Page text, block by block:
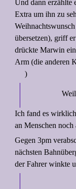
Und dann erzählte
Extra um ihn zu
übersetzen), griff
drückte Marwin
Arm (die anderen
)
Ich fand es
an Menschen noch
Gegen 3pm
nächsten
der Fahrer winkte